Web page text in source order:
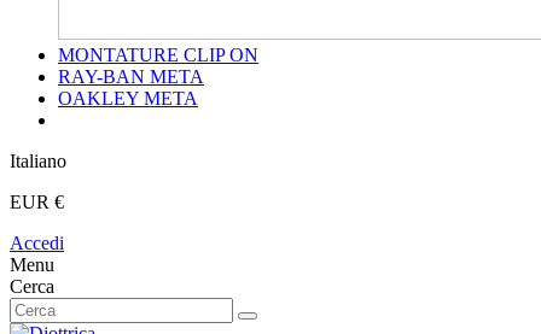
MONTATURE CLIP ON
RAY-BAN META
OAKLEY META
Italiano
EUR €
Accedi
Menu
Cerca